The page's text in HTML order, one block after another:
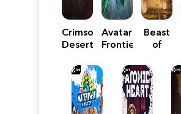
Crimson
Desert
Avatar:
Frontiers
Pandora
Beast
of